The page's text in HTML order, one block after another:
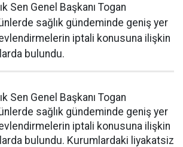
Sen Genel Başkanı Togan
sağlık gündeminde geniş yer
iptali konusuna ilişkin
bulundu.
Sen Genel Başkanı Togan
sağlık gündeminde geniş yer
iptali konusuna ilişkin
bulundu. Kurumlardaki liyakatsiz